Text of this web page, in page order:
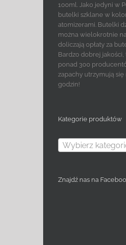
100ml. Jako jedyni w
butelki szklane w
atomizerami. Butelki
można wielokrotnie
doliczają opłaty za
Bardzo dobrej
ponad 300
zapachy utrzymują
godzin!
Kategorie produktów
Wybierz
Znajdź nas na